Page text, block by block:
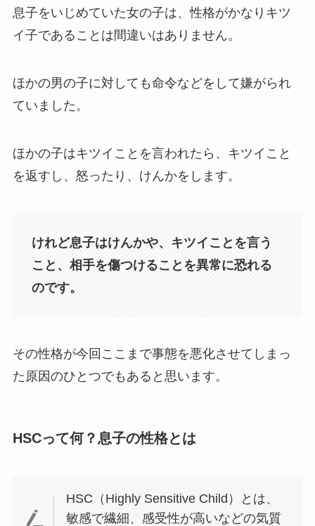
息子をいじめていた女の子は、性格がかなりキツ
イ子であることは間違いはありません。
ほかの男の子に対しても命令などをして嫌がられ
ていました。
ほかの子はキツイことを言われたら、キツイこと
を返すし、怒ったり、けんかをします。
けれど息子はけんかや、キツイことを言う
こと、相手を傷つけることを異常に恐れる
のです。
その性格が今回ここまで事態を悪化させてしまっ
た原因のひとつでもあると思います。
HSCって何？息子の性格とは
HSC（Highly Sensitive Child）とは、
敏感で繊細、感受性が高いなどの気質